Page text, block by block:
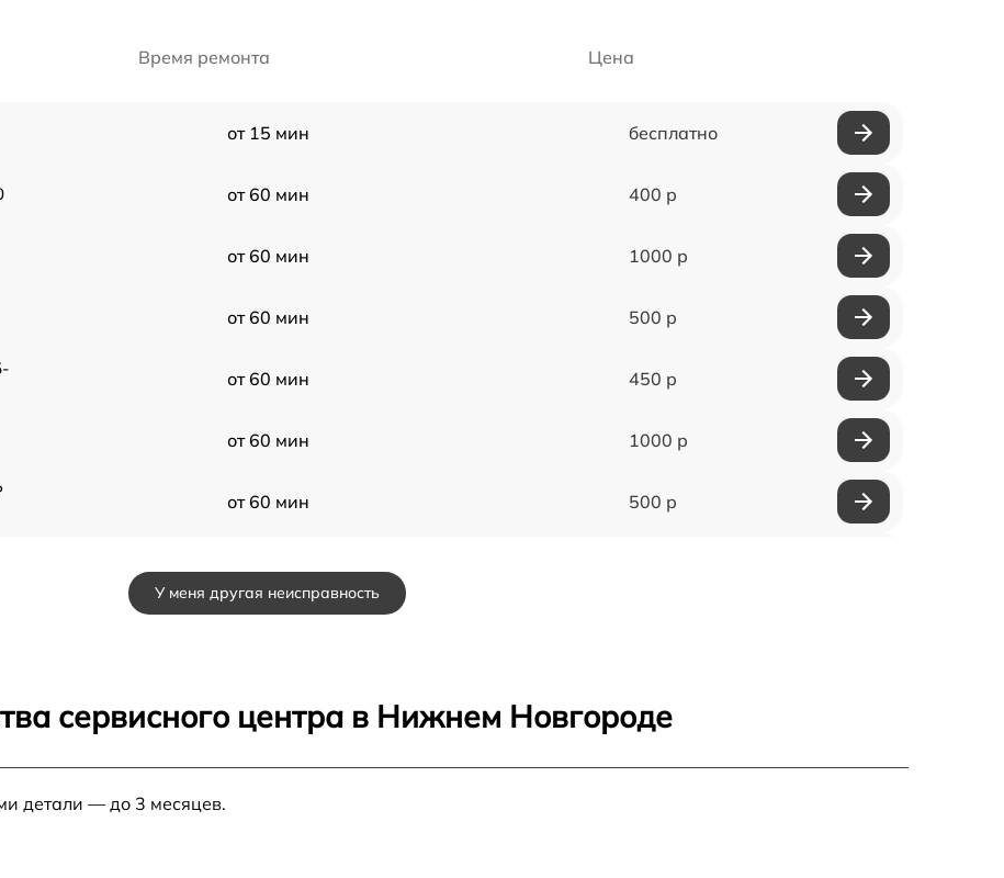
Время ремонта Цена
от 15 мин бесплатно
от 60 мин 400 р
от 60 мин 1000 р
от 60 мин 500 р
от 60 мин 450 р
от 60 мин 1000 р
от 60 мин 500 р
У меня другая неисправность
сервисного центра в Нижнем Новгороде
детали — до 3 месяцев.